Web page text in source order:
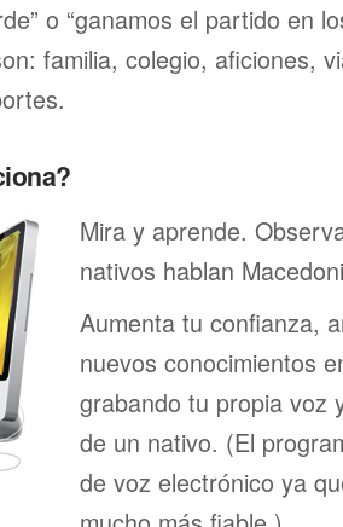
o “ganamos el partido en
familia, colegio, aficiones,
Mira y aprende.
nativos hablan
Aumenta tu confianza,
nuevos conocimientos
grabando tu propia voz
de un nativo. (El
de voz electrónico ya